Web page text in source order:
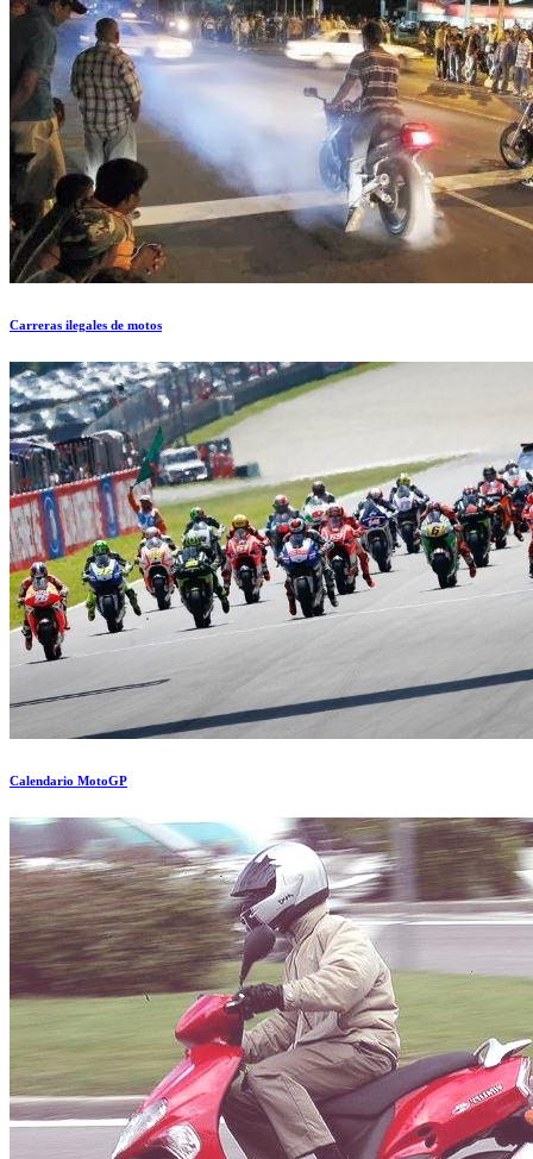
Carreras ilegales de motos
Calendario MotoGP